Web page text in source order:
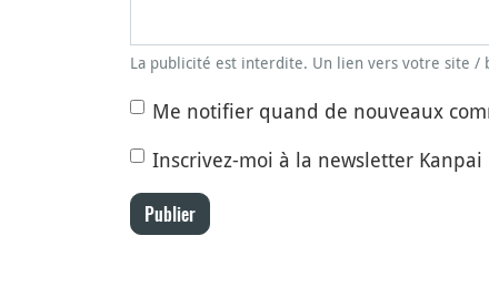
La publicité est interdite. Un lien vers votre site /
Me notifier quand de nouveaux
Inscrivez-moi à la newsletter Kanpai
Publier